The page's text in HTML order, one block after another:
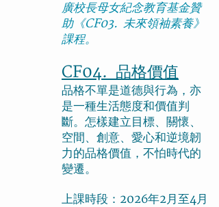
廣校長母女紀念教育基金贊
助《CF03. 未來領袖素養》
課程。
CF04. 品格價值
品格不單是道德與行為，亦
是一種生活態度和價值判
斷。怎樣建立目標、關懷、
空間、創意、愛心和逆境韌
力的品格價值，不怕時代的
變遷。
上課時段：2026年2月至4月